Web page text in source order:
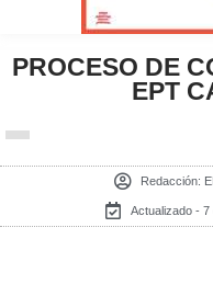
PROCESO DE
EPT
Redacción:
Actualizado -